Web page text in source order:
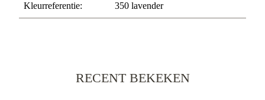
Kleurreferentie: 350 lavender
RECENT BEKEKEN